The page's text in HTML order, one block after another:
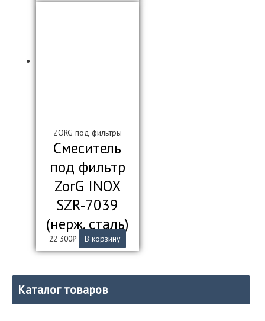
Каталог товаров
ZORG под фильтры
Смеситель
под фильтр
ZorG INOX
SZR-7039
(нерж. сталь)
22 300₽ В корзину